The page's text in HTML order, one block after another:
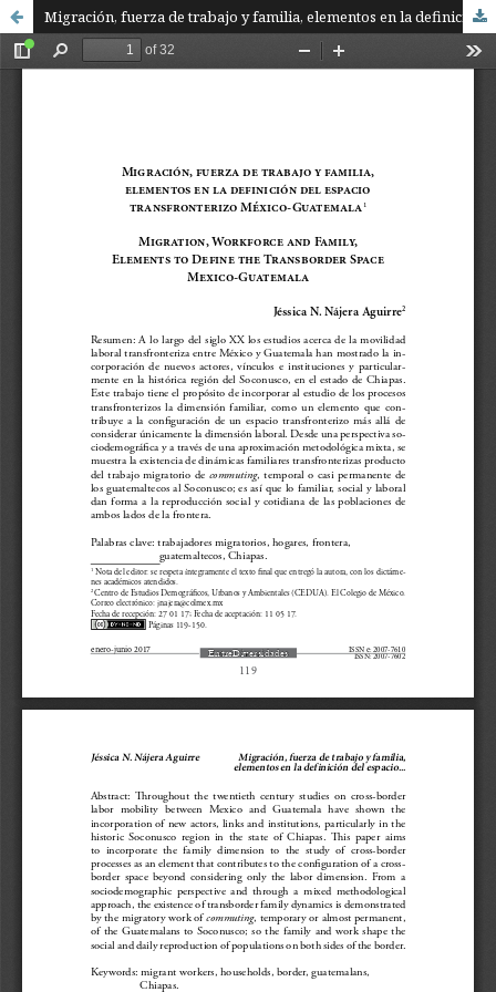
Migración, fuerza de trabajo y familia, elementos en la definición del espacio transfronterizo México-Guatemala